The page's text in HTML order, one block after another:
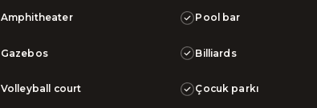
Amphitheater Pool bar
Gazebos Billiards
Volleyball court Çocuk parkı